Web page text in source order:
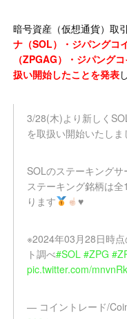
暗号資産（仮想通貨）取
ナ（SOL）・ジパングコ
（ZPGAG）・ジパング
扱い開始したことを発表
3/28(木)より新しく
を取扱い開始いたしま
SOLのステーキングサ
ステーキング銘柄は
ります
♥️
※2024年03月28日時
ト調べ#SOL #ZPG
pic.twitter.com/
— コイントレード/